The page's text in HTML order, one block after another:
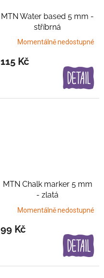
MTN Water based 5 mm -
stříbrná
Momentálně nedostupné
115 Kč
MTN Chalk marker 5 mm
- zlatá
Momentálně nedostupné
99 Kč